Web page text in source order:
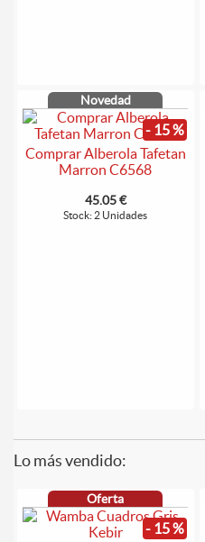
Novedad
- 15 %
Comprar Alberola Tafetan
Marron C6568
45.05 €
Stock: 2 Unidades
Lo más vendido:
Oferta
- 15 %